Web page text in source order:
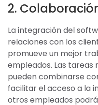
2.
La integración del
relaciones con los
promueve un mejor
empleados. Las
pueden combinarse
facilitar el acceso a la
otros empleados